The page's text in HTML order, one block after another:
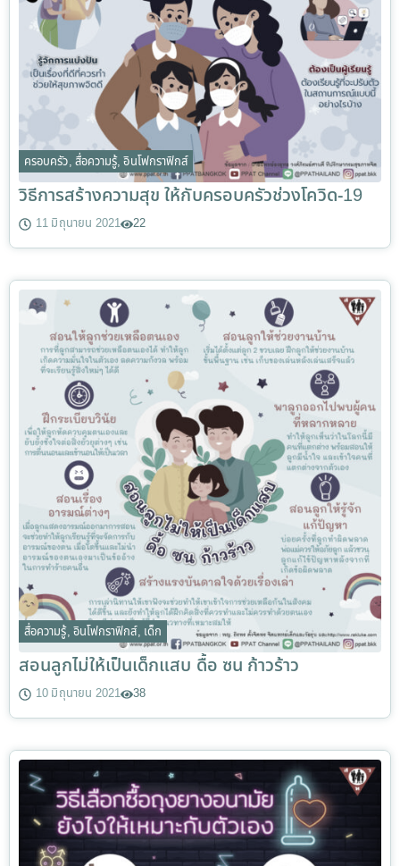
ครอบครัว, สื่อความรู้,อินโฟกราฟิกส์
วิธีการสร้างความสุข ให้กับครอบครัวช่วงโควิด-19
11 มิถุนายน 2021 22
สื่อความรู้, อินโฟกราฟิกส์, เด็ก
สอนลูกไม่ให้เป็นเด็กแสบ ดื้อ ซน ก้าวร้าว
10 มิถุนายน 2021 38